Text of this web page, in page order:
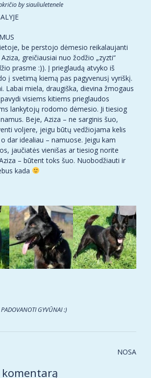
bysiauliuletenele
be perstojo dėmesio reikalaujanti
greičiausiai nuo žodžio „zyzti“
prasme :)). Į prieglaudą atvyko iš
į svetimą kiemą pas pagyvenusį vyriškį.
Labai miela, draugiška, dievina žmogaus
visiems kitiems prieglaudos
lankytojų rodomo dėmesio. Ji tiesiog
Beje, Aziza – ne sarginis šuo,
voljere, jeigu būtų vedžiojama kelis
dar idealiau – namuose. Jeigu kam
jaučiatės vienišas ar tiesiog norite
– būtent toks šuo. Nuobodžiauti ir
kada
PADOVANOTI GYVŪNAI :)
NOSA